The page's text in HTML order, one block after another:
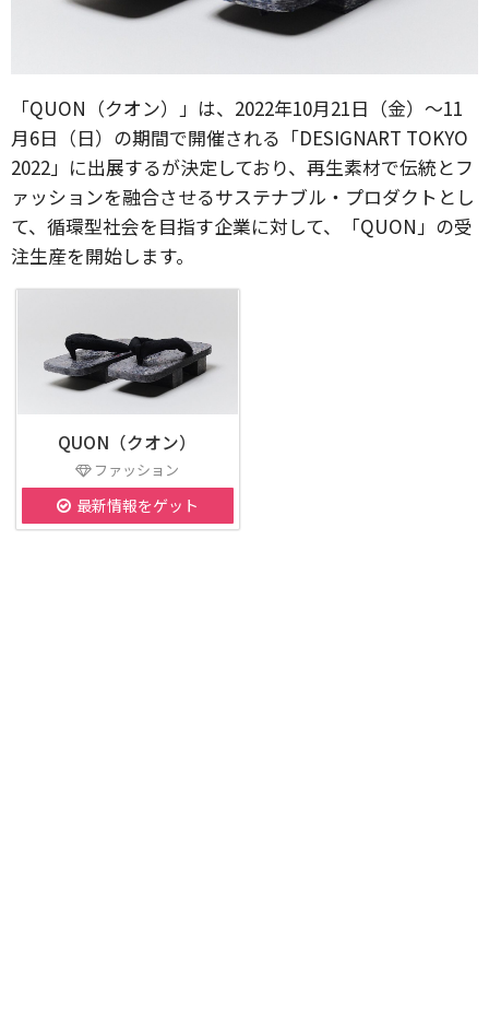
「QUON（クオン）」は、2022年10⽉21⽇（⾦）〜11
⽉6⽇（⽇）の期間で開催される「DESIGNART TOKYO
2022」に出展するが決定しており、再生素材で伝統とフ
ァッションを融合させるサステナブル・プロダクトとし
て、循環型社会を目指す企業に対して、「QUON」の受
注生産を開始します。
QUON（クオン）
ファッション
最新情報をゲット